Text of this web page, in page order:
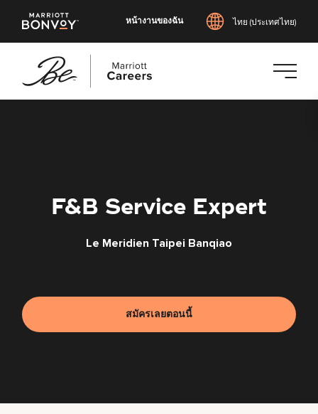
หน้างานของฉัน ไทย (ประเทศไทย)
F&B Service Expert
Le Meridien Taipei Banqiao
สมัครเลยตอนนี้